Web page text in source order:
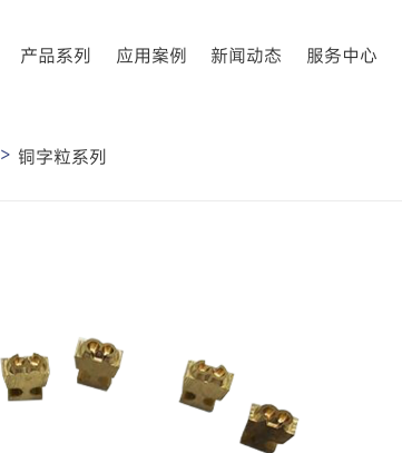
产品系列 应用案例 新闻动态 服务中心
> 铜字粒系列